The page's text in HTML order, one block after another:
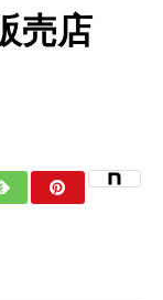
売店